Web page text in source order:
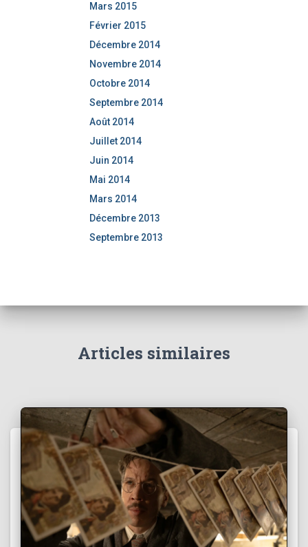
Mars 2015
Février 2015
Décembre 2014
Novembre 2014
Octobre 2014
Septembre 2014
Août 2014
Juillet 2014
Juin 2014
Mai 2014
Mars 2014
Décembre 2013
Septembre 2013
Articles similaires